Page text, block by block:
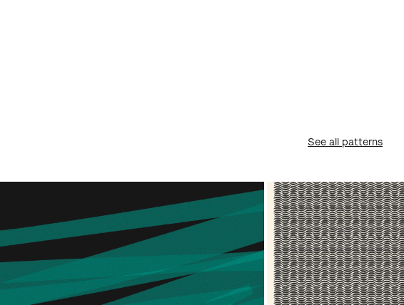
See all patterns